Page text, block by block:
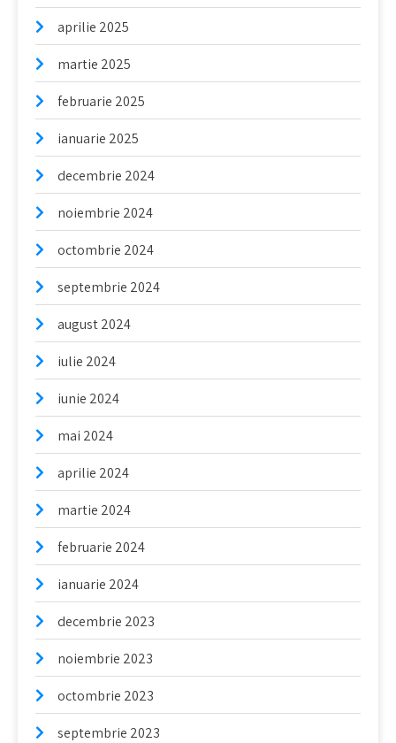
aprilie 2025
martie 2025
februarie 2025
ianuarie 2025
decembrie 2024
noiembrie 2024
octombrie 2024
septembrie 2024
august 2024
iulie 2024
iunie 2024
mai 2024
aprilie 2024
martie 2024
februarie 2024
ianuarie 2024
decembrie 2023
noiembrie 2023
octombrie 2023
septembrie 2023